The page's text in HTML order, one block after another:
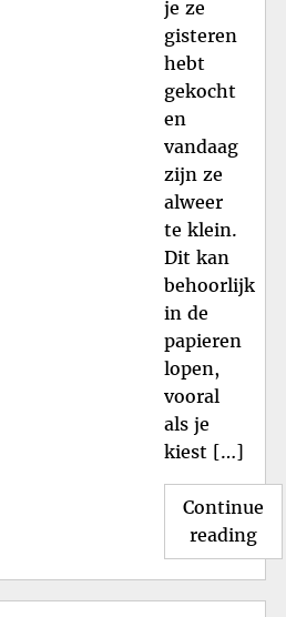
je ze
gisteren
hebt
gekocht
en
vandaag
zijn ze
alweer
te klein.
Dit kan
behoorlijk
in de
papieren
lopen,
vooral
als je
kiest […]
Continue
reading